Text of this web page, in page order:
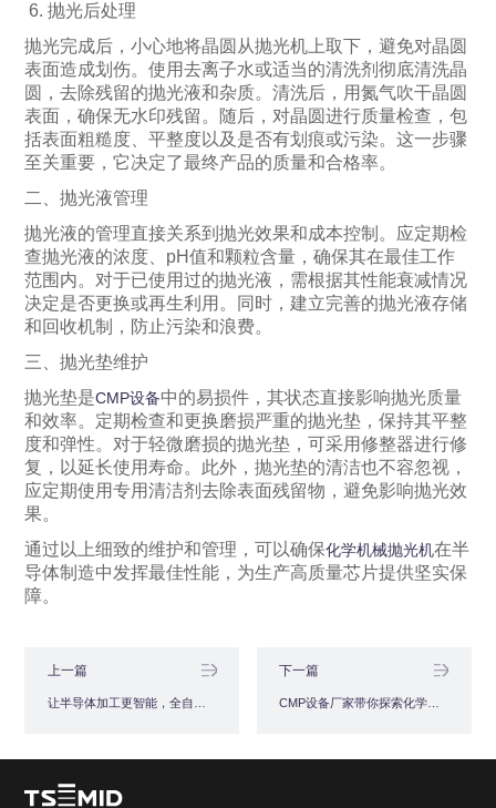
6. 抛光后处理
抛光完成后，小心地将晶圆从抛光机上取下，避免对晶圆
表面造成划伤。使用去离子水或适当的清洗剂彻底清洗晶
圆，去除残留的抛光液和杂质。清洗后，用氮气吹干晶圆
表面，确保无水印残留。随后，对晶圆进行质量检查，包
括表面粗糙度、平整度以及是否有划痕或污染。这一步骤
至关重要，它决定了最终产品的质量和合格率。
二、抛光液管理
抛光液的管理直接关系到抛光效果和成本控制。应定期检
查抛光液的浓度、pH值和颗粒含量，确保其在最佳工作
范围内。对于已使用过的抛光液，需根据其性能衰减情况
决定是否更换或再生利用。同时，建立完善的抛光液存储
和回收机制，防止污染和浪费。
三、抛光垫维护
抛光垫是CMP设备中的易损件，其状态直接影响抛光质量
和效率。定期检查和更换磨损严重的抛光垫，保持其平整
度和弹性。对于轻微磨损的抛光垫，可采用修整器进行修
复，以延长使用寿命。此外，抛光垫的清洁也不容忽视，
应定期使用专用清洁剂去除表面残留物，避免影响抛光效
果。
通过以上细致的维护和管理，可以确保化学机械抛光机在半
导体制造中发挥最佳性能，为生产高质量芯片提供坚实保
障。
上一篇 下一篇